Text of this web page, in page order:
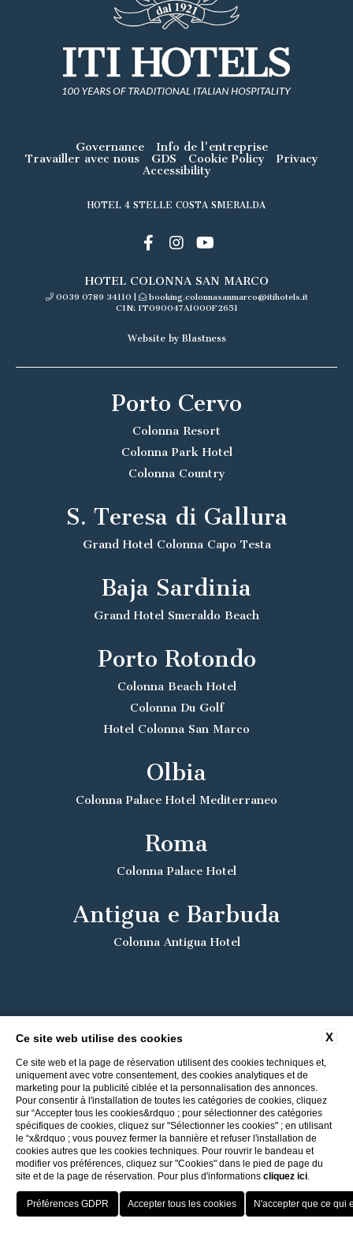
Retour aux Hôtels ITI
Porto Cervo - Colonna Resort
S. Teresa di Gallura - Grand Hotel Colonna Capo Testa
Meilleur taux
HOTEL OFFERTE VANTAGGI PRENOTA
Governance
Info de l'entreprise
Travailler avec nous
GDS Cookie Policy
Privacy
Accessibility
HOTEL 4 STELLE COSTA SMERALDA
HOTEL COLONNA SAN MARCO
0039 0789 34110 |
booking.colonnasanmarco@itihotels.it
CIN: IT090047A1000F2651
Website by Blastness
Porto Cervo
Colonna Resort
Colonna Park Hotel
Colonna Country
S. Teresa di Gallura
Grand Hotel Colonna Capo Testa
Baja Sardinia
Grand Hotel Smeraldo Beach
Porto Rotondo
Colonna Beach Hotel
Colonna Du Golf
Hotel Colonna San Marco
Olbia
Colonna Palace Hotel Mediterraneo
Roma
Colonna Palace Hotel
Antigua e Barbuda
Colonna Antigua Hotel
X
Ce site web utilise des cookies
Ce site web et la page de réservation utilisent des cookies techniques et,
uniquement avec votre consentement, des cookies analytiques et de
marketing pour la publicité ciblée et la personnalisation des annonces.
Pour consentir à l'installation de toutes les catégories de cookies, cliquez
sur “Accepter tous les cookies&rdquo ; pour sélectionner des catégories
spécifiques de cookies, cliquez sur "Sélectionner les cookies" ; en utilisant
le “x&rdquo ; vous pouvez fermer la bannière et refuser l'installation de
cookies autres que les cookies techniques. Pour rouvrir le bandeau et
modifier vos préférences, cliquez sur "Cookies" dans le pied de page du
site et de la page de réservation. Pour plus d'informations cliquez ici.